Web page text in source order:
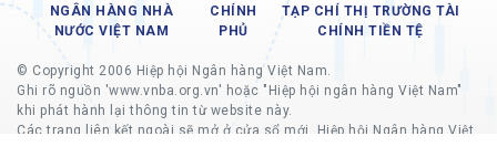
NGÂN HÀNG NHÀ
NƯỚC VIỆT NAM
CHÍNH
PHỦ
TẠP CHÍ THỊ TRƯỜNG TÀI
CHÍNH TIỀN TỆ
© Copyright 2006 Hiệp hội Ngân hàng Việt Nam.
Ghi rõ nguồn 'www.vnba.org.vn' hoặc "Hiệp hội ngân hàng Việt Nam"
khi phát hành lại thông tin từ website này.
Các trang liên kết ngoài sẽ mở ở cửa sổ mới, Hiệp hội Ngân hàng Việt